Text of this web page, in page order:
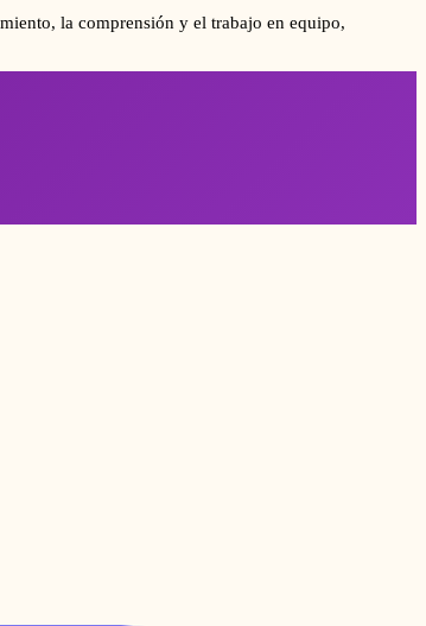
la comprensión y el trabajo en equipo,